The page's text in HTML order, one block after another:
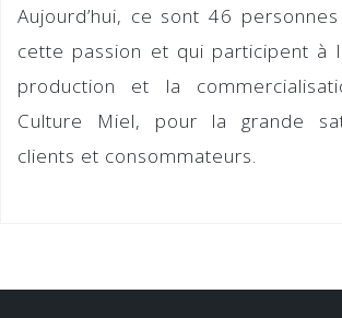
Aujourd’hui, ce sont 46
cette passion et qui participent à
production et la
Culture Miel, pour la grande
clients et consommateurs.